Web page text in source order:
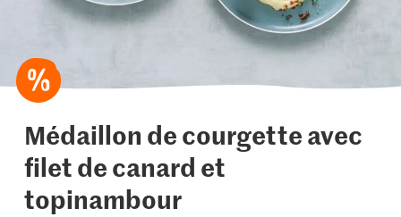
Médaillon de courgette avec
filet de canard et
topinambour